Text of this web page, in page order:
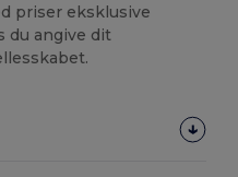
priser eksklusive
du angive dit